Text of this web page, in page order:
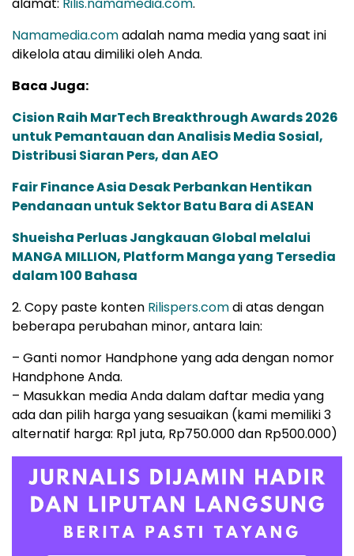
alamat: Rilis.namamedia.com.
Namamedia.comadalah nama media yang saat ini
dikelola atau dimiliki oleh Anda.
Baca Juga:
Cision Raih MarTech Breakthrough Awards 2026
untuk Pemantauan dan Analisis Media Sosial,
Distribusi Siaran Pers, dan AEO
Fair Finance Asia Desak Perbankan Hentikan
Pendanaan untuk Sektor Batu Bara di ASEAN
Shueisha Perluas Jangkauan Global melalui
MANGA MILLION, Platform Manga yang Tersedia
dalam 100 Bahasa
2. Copy paste konten Rilispers.comdi atas dengan
beberapa perubahan minor, antara lain:
– Ganti nomor Handphone yang ada dengan nomor
Handphone Anda.
– Masukkan media Anda dalam daftar media yang
ada dan pilih harga yang sesuaikan (kami memiliki 3
alternatif harga: Rp1 juta, Rp750.000 dan Rp500.000)